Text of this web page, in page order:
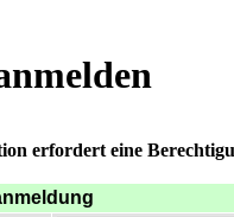
erfordert eine